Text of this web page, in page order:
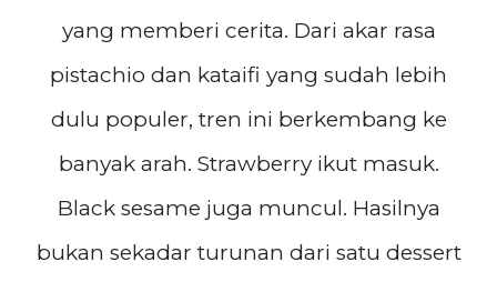
yang memberi cerita. Dari akar rasa
pistachio dan kataifi yang sudah lebih
dulu populer, tren ini berkembang ke
banyak arah. Strawberry ikut masuk.
Black sesame juga muncul. Hasilnya
bukan sekadar turunan dari satu dessert